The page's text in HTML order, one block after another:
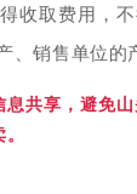
收取费用，
、销售单位的
息共享，避免